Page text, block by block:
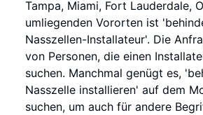
Tampa, Miami, Fort Lauderdale,
umliegenden Vororten ist
Nasszellen-Installateur'. Die
von Personen, die einen
suchen. Manchmal genügt es,
Nasszelle installieren' auf dem
suchen, um auch für andere